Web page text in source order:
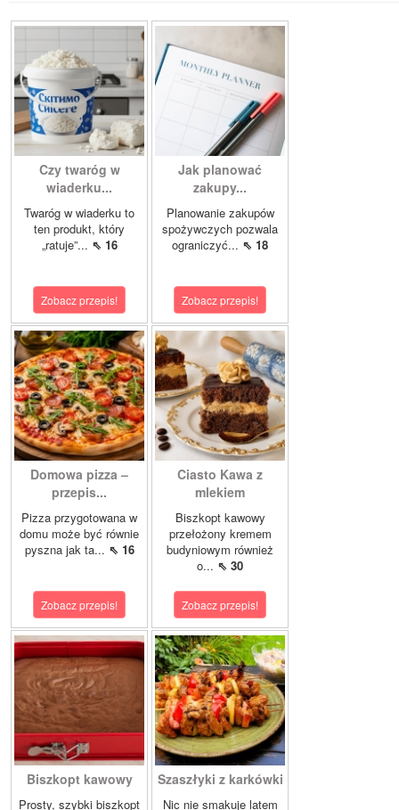
Czy twaróg w
wiaderku...
Twaróg w wiaderku to
ten produkt, który
„ratuje”... ⇖ 16
Zobacz przepis!
Jak planować
zakupy...
Planowanie zakupów
spożywczych pozwala
ograniczyć... ⇖ 18
Zobacz przepis!
Domowa pizza –
przepis...
Pizza przygotowana w
domu może być równie
pyszna jak ta... ⇖ 16
Zobacz przepis!
Ciasto Kawa z
mlekiem
Biszkopt kawowy
przełożony kremem
budyniowym również
o... ⇖ 30
Zobacz przepis!
Biszkopt kawowy
Prosty, szybki biszkopt
Szaszłyki z karkówki
Nic nie smakuje latem